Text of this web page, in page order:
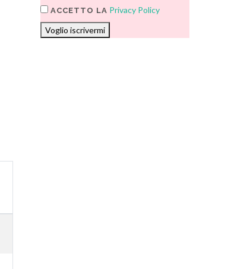
ACCETTO LA Privacy Policy
Voglio iscrivermi